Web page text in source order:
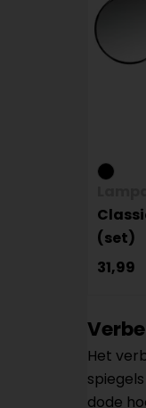
(set)
31,99
Het
dode